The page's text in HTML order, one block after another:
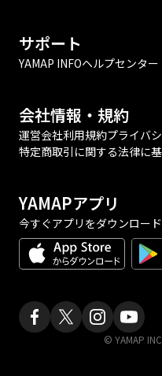
サポート
YAMAP INFOヘルプセンター
会社情報・規約
運営会社利用規約プライバ
特定商取引に関する法律に
YAMAPアプリ
今すぐアプリをダウンロード
© YAMAP